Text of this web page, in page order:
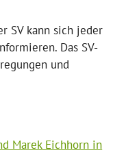
SV kann sich jeder
Das SV-
und
Marek Eichhorn in